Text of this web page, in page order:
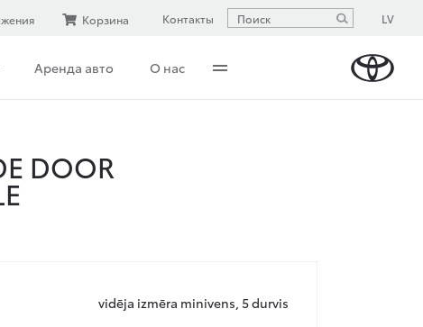
Аренда авто О нас
Корзина Контакты LV
DOOR
vidēja izmēra minivens, 5 durvis